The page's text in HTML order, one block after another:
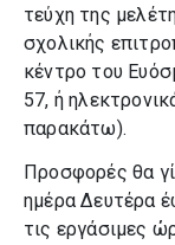
τεύχη της
σχολικής
κέντρο του
57, ή
παρακάτω).
Προσφορές θα
ημέρα Δευτέρα
τις εργάσιμες